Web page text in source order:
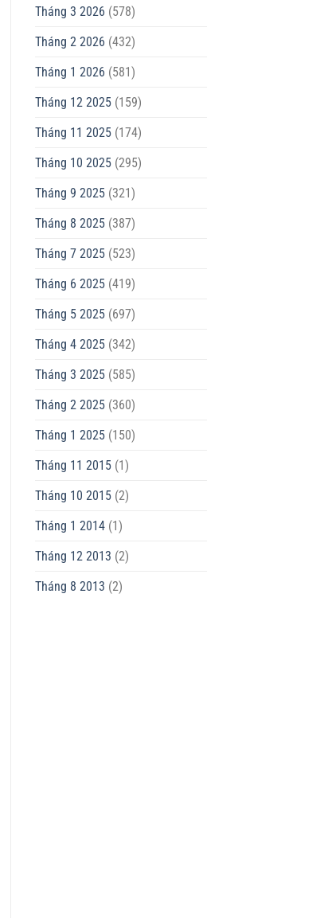
Tháng 3 2026 (578)
Tháng 2 2026 (432)
Tháng 1 2026 (581)
Tháng 12 2025(159)
Tháng 11 2025(174)
Tháng 10 2025(295)
Tháng 9 2025(321)
Tháng 8 2025(387)
Tháng 7 2025(523)
Tháng 6 2025(419)
Tháng 5 2025(697)
Tháng 4 2025(342)
Tháng 3 2025(585)
Tháng 2 2025(360)
Tháng 1 2025(150)
Tháng 11 2015(1)
Tháng 10 2015(2)
Tháng 1 2014(1)
Tháng 12 2013 (2)
Tháng 8 2013 (2)